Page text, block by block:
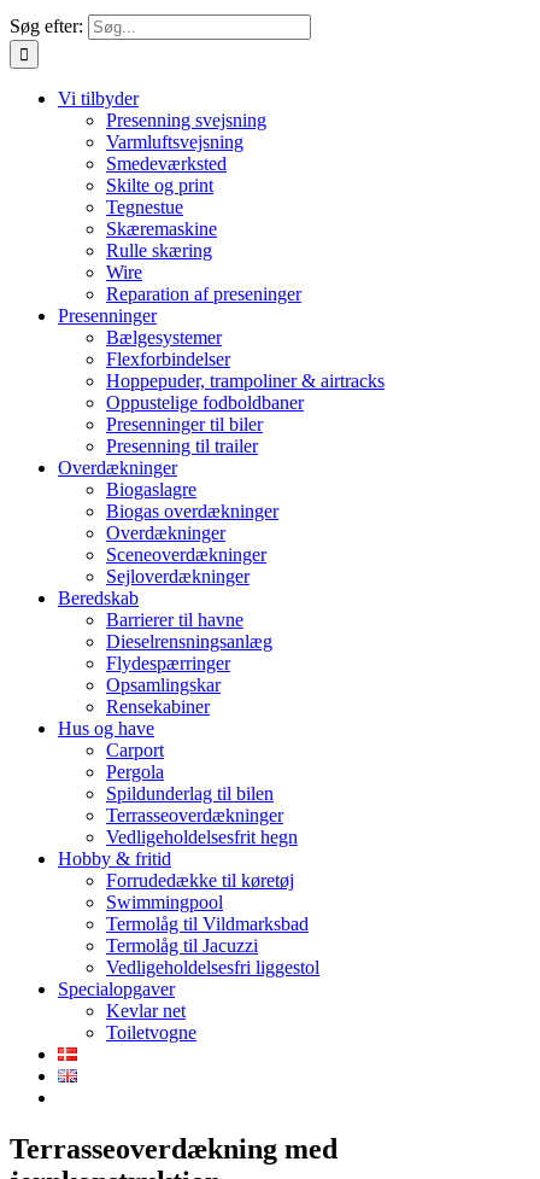
Søg efter:
Vi tilbyder
Presenning svejsning
Varmluftsvejsning
Smedeværksted
Skilte og print
Tegnestue
Skæremaskine
Rulle skæring
Wire
Reparation af preseninger
Presenninger
Bælgesystemer
Flexforbindelser
Hoppepuder, trampoliner & airtracks
Oppustelige fodboldbaner
Presenninger til biler
Presenning til trailer
Overdækninger
Biogaslagre
Biogas overdækninger
Overdækninger
Sceneoverdækninger
Sejloverdækninger
Beredskab
Barrierer til havne
Dieselrensningsanlæg
Flydespærringer
Opsamlingskar
Rensekabiner
Hus og have
Carport
Pergola
Spildunderlag til bilen
Terrasseoverdækninger
Vedligeholdelsesfrit hegn
Hobby & fritid
Forrudedække til køretøj
Swimmingpool
Termolåg til Vildmarksbad
Termolåg til Jacuzzi
Vedligeholdelsesfri liggestol
Specialopgaver
Kevlar net
Toiletvogne
Terrasseoverdækning med